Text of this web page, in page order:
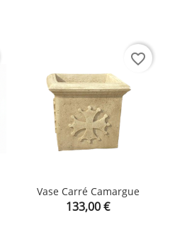
Vase Carré Camargue
Prix
133,00 €
favorite_border